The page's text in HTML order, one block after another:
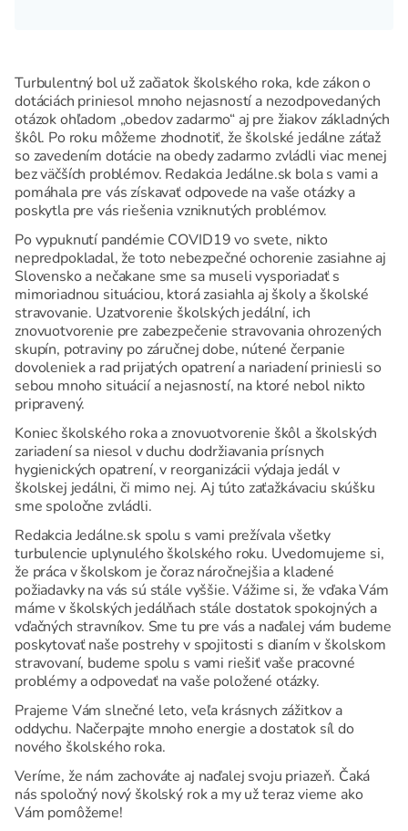
Turbulentný bol už začiatok školského roka, kde zákon o
dotáciách priniesol mnoho nejasností a nezodpovedaných
otázok ohľadom „obedov zadarmo“ aj pre žiakov základných
škôl. Po roku môžeme zhodnotiť, že školské jedálne záťaž
so zavedením dotácie na obedy zadarmo zvládli viac menej
bez väčších problémov. Redakcia Jedálne.sk bola s vami a
pomáhala pre vás získavať odpovede na vaše otázky a
poskytla pre vás riešenia vzniknutých problémov.
Po vypuknutí pandémie COVID19 vo svete, nikto
nepredpokladal, že toto nebezpečné ochorenie zasiahne aj
Slovensko a nečakane sme sa museli vysporiadať s
mimoriadnou situáciou, ktorá zasiahla aj školy a školské
stravovanie. Uzatvorenie školských jedální, ich
znovuotvorenie pre zabezpečenie stravovania ohrozených
skupín, potraviny po záručnej dobe, nútené čerpanie
dovoleniek a rad prijatých opatrení a nariadení priniesli so
sebou mnoho situácií a nejasností, na ktoré nebol nikto
pripravený.
Koniec školského roka a znovuotvorenie škôl a školských
zariadení sa niesol v duchu dodržiavania prísnych
hygienických opatrení, v reorganizácii výdaja jedál v
školskej jedálni, či mimo nej. Aj túto zaťažkávaciu skúšku
sme spoločne zvládli.
Redakcia Jedálne.sk spolu s vami prežívala všetky
turbulencie uplynulého školského roku. Uvedomujeme si,
že práca v školskom je čoraz náročnejšia a kladené
požiadavky na vás sú stále vyššie. Vážime si, že vďaka Vám
máme v školských jedálňach stále dostatok spokojných a
vďačných stravníkov. Sme tu pre vás a naďalej vám budeme
poskytovať naše postrehy v spojitosti s dianím v školskom
stravovaní, budeme spolu s vami riešiť vaše pracovné
problémy a odpovedať na vaše položené otázky.
Prajeme Vám slnečné leto, veľa krásnych zážitkov a
oddychu. Načerpajte mnoho energie a dostatok síl do
nového školského roka.
Veríme, že nám zachováte aj naďalej svoju priazeň. Čaká
nás spoločný nový školský rok a my už teraz vieme ako
Vám pomôžeme!